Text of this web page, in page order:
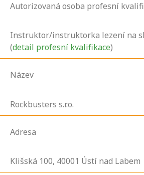
Autorizovaná osoba profesní
Instruktor/instruktorka lezení na
(detail profesní kvalifikace)
Název
Rockbusters s.r.o.
Adresa
Klišská 100, 40001 Ústí nad Labem